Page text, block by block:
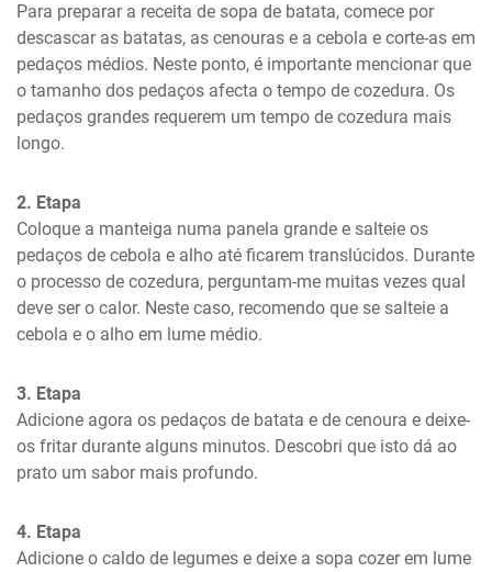
Para preparar a receita de sopa de batata, comece por
descascar as batatas, as cenouras e a cebola e corte-as em
pedaços médios. Neste ponto, é importante mencionar que
o tamanho dos pedaços afecta o tempo de cozedura. Os
pedaços grandes requerem um tempo de cozedura mais
longo.
2. Etapa
Coloque a manteiga numa panela grande e salteie os
pedaços de cebola e alho até ficarem translúcidos. Durante
o processo de cozedura, perguntam-me muitas vezes qual
deve ser o calor. Neste caso, recomendo que se salteie a
cebola e o alho em lume médio.
3. Etapa
Adicione agora os pedaços de batata e de cenoura e deixe-
os fritar durante alguns minutos. Descobri que isto dá ao
prato um sabor mais profundo.
4. Etapa
Adicione o caldo de legumes e deixe a sopa cozer em lume